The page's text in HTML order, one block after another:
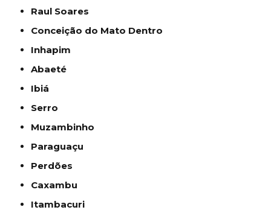
Raul Soares
Conceição do Mato Dentro
Inhapim
Abaeté
Ibiá
Serro
Muzambinho
Paraguaçu
Perdões
Caxambu
Itambacuri